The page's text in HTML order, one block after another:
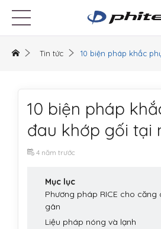
Tin tức 10 biện pháp khắc
10 biện pháp
đau khớp gối tại
4 năm trước
Mục lục
Phương pháp RICE cho căng
gân
Liệu pháp nóng và lạnh